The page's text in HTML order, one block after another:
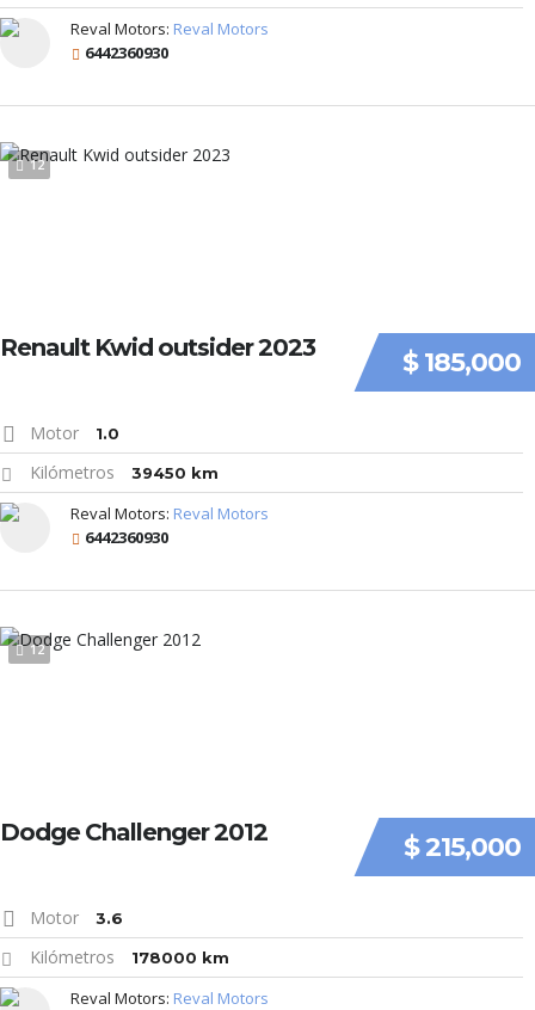
Reval Motors: Reval Motors
6442360930
12
$ 185,000
Renault Kwid outsider 2023
Motor 1.0
Kilómetros 39450 km
Reval Motors: Reval Motors
6442360930
12
$ 215,000
Dodge Challenger 2012
Motor 3.6
Kilómetros 178000 km
Reval Motors: Reval Motors